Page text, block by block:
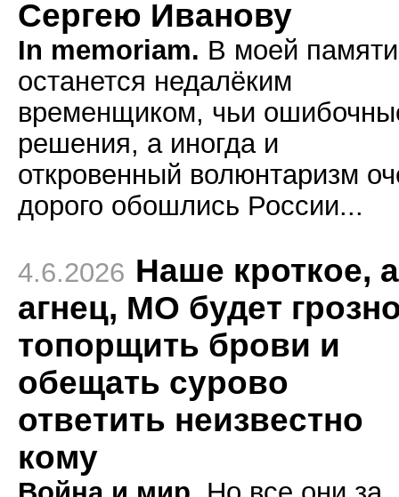
Сергею Иванову
In memoriam. В моей
останется недалёким
временщиком, чьи
решения, а иногда и
откровенный волюнтаризм
дорого обошлись России...
4.6.2026 Наше кроткое,
агнец, МО будет
топорщить брови и
обещать сурово
ответить неизвестно
кому